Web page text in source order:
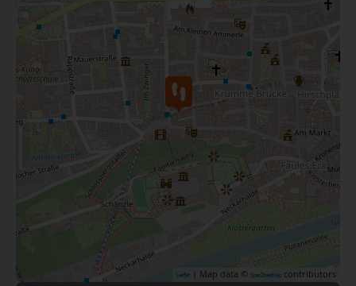
Leaflet | Map data © OpenStreetMap contributors